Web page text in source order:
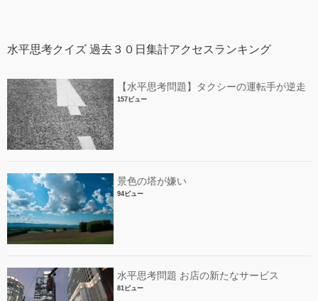
水平思考クイズ 過去３０日集計アクセスランキング
【水平思考問題】タクシーの運転手が逆走
157ビュー
景色の塔が嫌い
94ビュー
水平思考問題 お店の新たなサービス
81ビュー